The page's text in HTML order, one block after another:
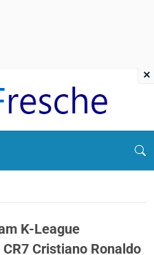
K-League
Cristiano Ronaldo
×